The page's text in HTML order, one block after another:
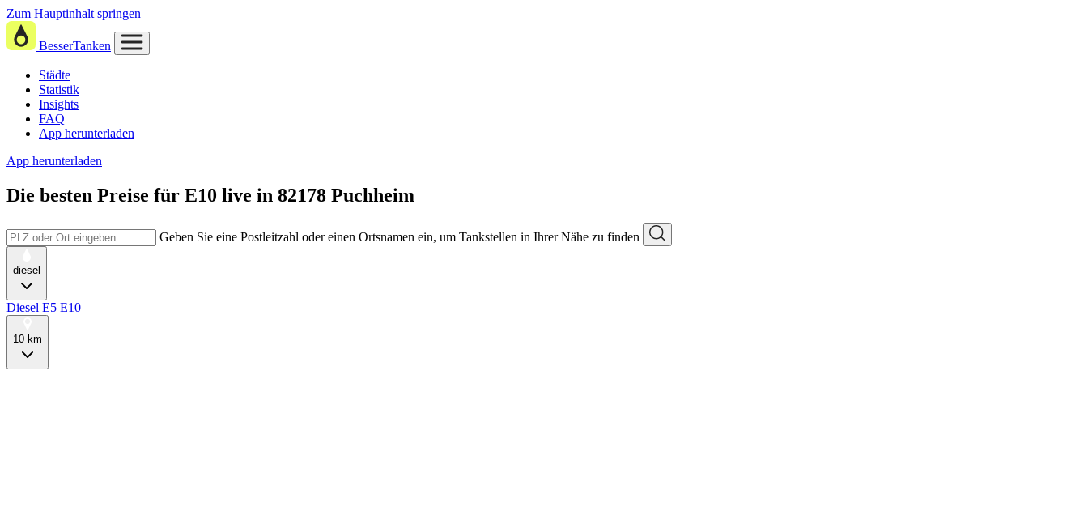
Zum Hauptinhalt springen
BesserTanken
Städte
Statistik
Insights
FAQ
App herunterladen
App herunterladen
Die besten Preise für E10 live in 82178 Puchheim
Geben Sie eine Postleitzahl oder einen Ortsnamen ein, um Tankstellen in Ihrer Nähe zu finden
diesel
Diesel E5 E10
10 km